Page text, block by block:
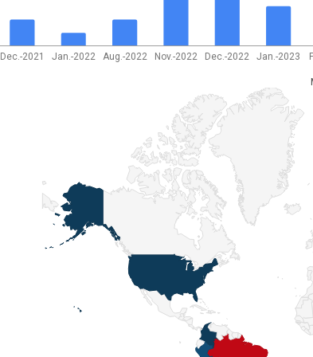
Dec.-2021 Jan.-2022 Aug.-2022 Nov.-2022 Dec.-2022 Jan.-2023